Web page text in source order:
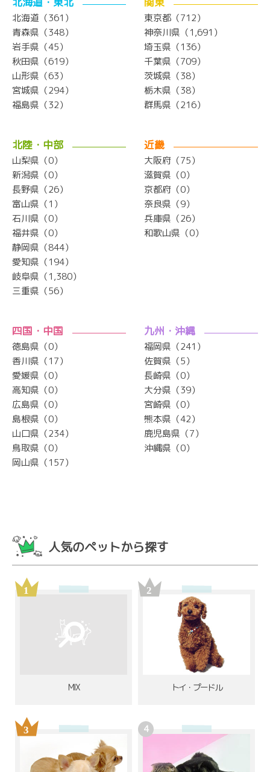
北海道（361）
青森県（348）
岩手県（45）
秋田県（619）
山形県（63）
宮城県（294）
福島県（32）
東京都（712）
神奈川県（1,691）
埼玉県（136）
千葉県（709）
茨城県（38）
栃木県（38）
群馬県（216）
北陸・中部
山梨県（0）
新潟県（0）
長野県（26）
富山県（1）
石川県（0）
福井県（0）
静岡県（844）
愛知県（194）
岐阜県（1,380）
三重県（56）
近畿
大阪府（75）
滋賀県（0）
京都府（0）
奈良県（9）
兵庫県（26）
和歌山県（0）
四国・中国
徳島県（0）
香川県（17）
愛媛県（0）
高知県（0）
広島県（0）
島根県（0）
山口県（234）
鳥取県（0）
岡山県（157）
九州・沖縄
福岡県（241）
佐賀県（5）
長崎県（0）
大分県（39）
宮崎県（0）
熊本県（42）
鹿児島県（7）
沖縄県（0）
人気のペットから探す
MIX トイ・プードル